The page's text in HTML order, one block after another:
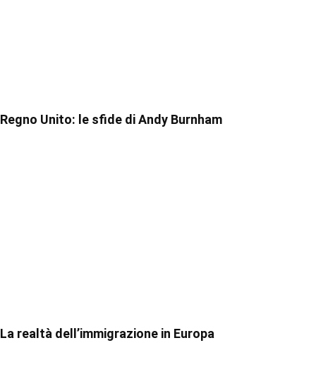
Regno Unito: le sfide di Andy Burnham
La realtà dell’immigrazione in Europa